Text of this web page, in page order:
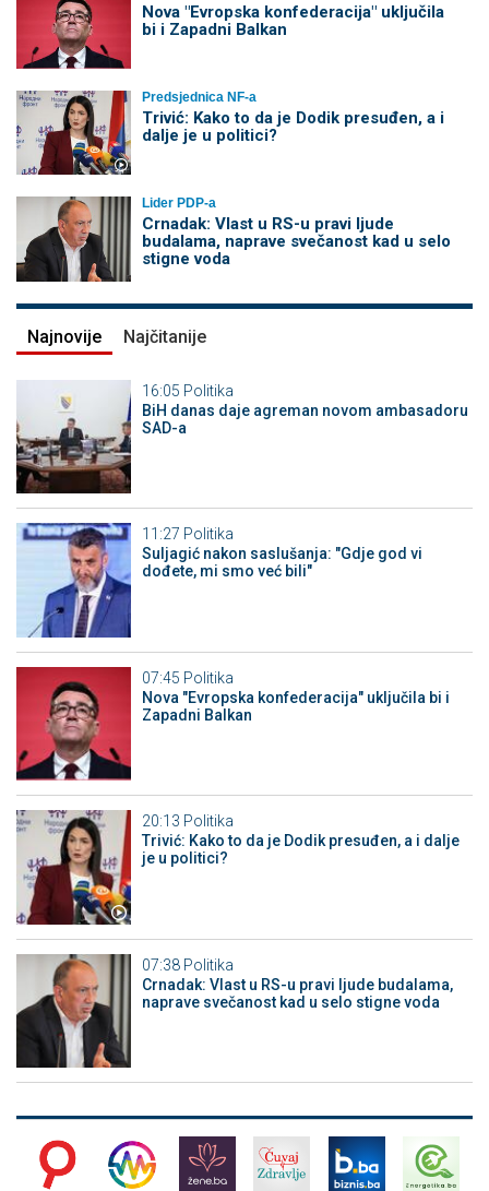
Nova "Evropska konfederacija" uključila
bi i Zapadni Balkan
Predsjednica NF-a
Trivić: Kako to da je Dodik presuđen, a i
dalje je u politici?
Lider PDP-a
Crnadak: Vlast u RS-u pravi ljude
budalama, naprave svečanost kad u selo
stigne voda
Najnovije Najčitanije
16:05 Politika
BiH danas daje agreman novom ambasadoru
SAD-a
11:27 Politika
Suljagić nakon saslušanja: "Gdje god vi
dođete, mi smo već bili"
07:45 Politika
Nova "Evropska konfederacija" uključila bi i
Zapadni Balkan
20:13 Politika
Trivić: Kako to da je Dodik presuđen, a i dalje
je u politici?
07:38 Politika
Crnadak: Vlast u RS-u pravi ljude budalama,
naprave svečanost kad u selo stigne voda